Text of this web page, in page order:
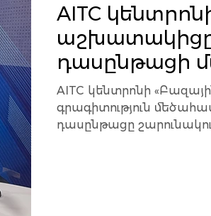
AITC
դասընթացի
Հայաստանի
ռադիոյում
AITC կենտրոնի
գրագիտություն
դասընթացը